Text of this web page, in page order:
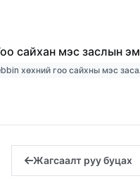
сайхан мэс заслын
хөхний гоо сайхны мэс
Жагсаалт руу буцах